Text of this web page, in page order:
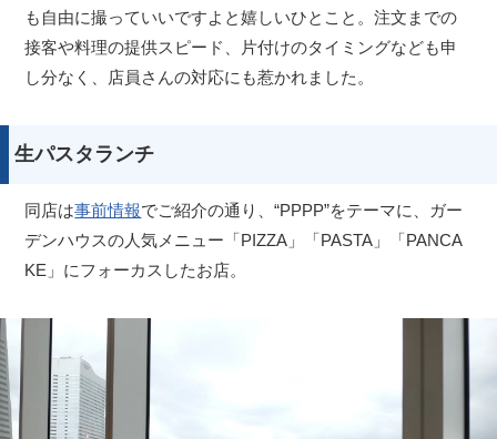
も自由に撮っていいですよと嬉しいひとこと。注文までの
接客や料理の提供スピード、片付けのタイミングなども申
し分なく、店員さんの対応にも惹かれました。
生パスタランチ
同店は事前情報でご紹介の通り、“PPPP”をテーマに、ガー
デンハウスの人気メニュー「PIZZA」「PASTA」「PANCA
KE」にフォーカスしたお店。